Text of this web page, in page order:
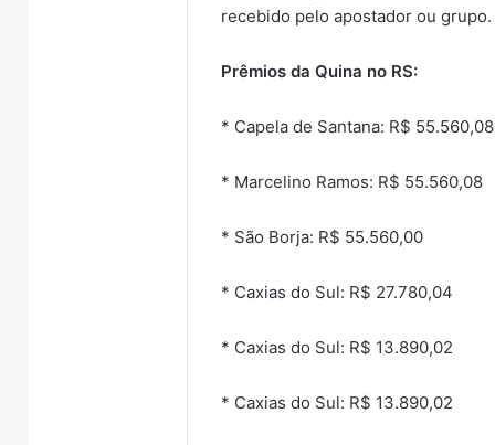
recebido pelo apostador ou grupo.
Prêmios da Quina no RS:
* Capela de Santana: R$ 55.560,08
* Marcelino Ramos: R$ 55.560,08
* São Borja: R$ 55.560,00
* Caxias do Sul: R$ 27.780,04
* Caxias do Sul: R$ 13.890,02
* Caxias do Sul: R$ 13.890,02